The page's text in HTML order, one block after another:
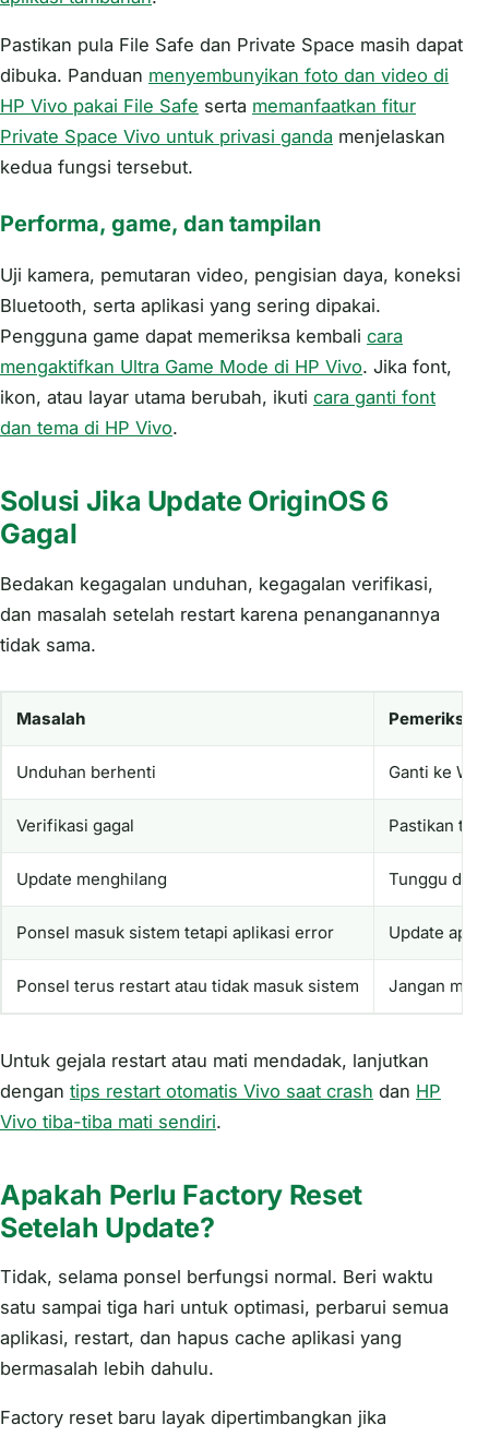
Pastikan pula File Safe dan Private Space masih dapat
dibuka. Panduan menyembunyikan foto dan video di
HP Vivo pakai File Safe serta memanfaatkan fitur
Private Space Vivo untuk privasi ganda menjelaskan
kedua fungsi tersebut.
Performa, game, dan tampilan
Uji kamera, pemutaran video, pengisian daya, koneksi
Bluetooth, serta aplikasi yang sering dipakai.
Pengguna game dapat memeriksa kembali cara
mengaktifkan Ultra Game Mode di HP Vivo. Jika font,
ikon, atau layar utama berubah, ikuti cara ganti font
dan tema di HP Vivo.
Solusi Jika Update OriginOS 6
Gagal
Bedakan kegagalan unduhan, kegagalan verifikasi,
dan masalah setelah restart karena penanganannya
tidak sama.
Masalah
Unduhan berhenti Ganti ke
Verifikasi gagal Pastikan
Update menghilang Tunggu dan
Ponsel masuk sistem tetapi aplikasi error Update
Ponsel terus restart atau tidak masuk sistem Jangan
Untuk gejala restart atau mati mendadak, lanjutkan
dengan tips restart otomatis Vivo saat crash dan HP
Vivo tiba-tiba mati sendiri.
Apakah Perlu Factory Reset
Setelah Update?
Tidak, selama ponsel berfungsi normal. Beri waktu
satu sampai tiga hari untuk optimasi, perbarui semua
aplikasi, restart, dan hapus cache aplikasi yang
bermasalah lebih dahulu.
Factory reset baru layak dipertimbangkan jika